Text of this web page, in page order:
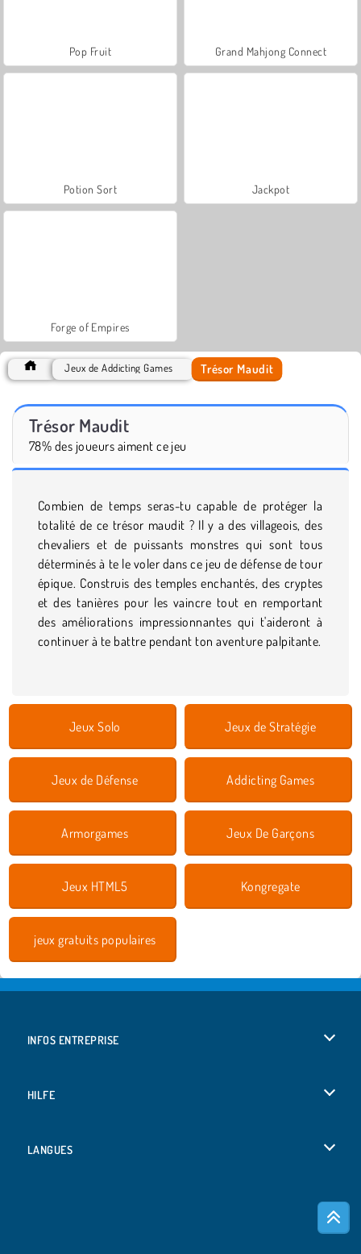
Pop Fruit Grand Mahjong Connect
Potion Sort Jackpot
Forge of Empires
Jeux de Addicting Games Trésor Maudit
Trésor Maudit
78% des joueurs aiment ce jeu
Combien de temps seras-tu capable de protéger la
totalité de ce trésor maudit ? Il y a des villageois, des
chevaliers et de puissants monstres qui sont tous
déterminés à te le voler dans ce jeu de défense de tour
épique. Construis des temples enchantés, des cryptes
et des tanières pour les vaincre tout en remportant
des améliorations impressionnantes qui t'aideront à
continuer à te battre pendant ton aventure palpitante.
Jeux Solo Jeux de Stratégie
Jeux de Défense Addicting Games
Armorgames Jeux De Garçons
Jeux HTML5 Kongregate
jeux gratuits populaires
INFOS ENTREPRISE
HILFE
LANGUES